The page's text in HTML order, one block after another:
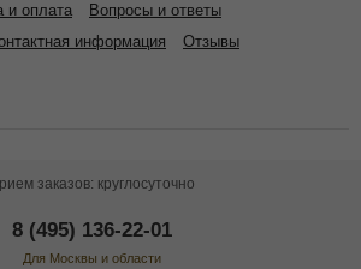
и оплата
Вопросы и ответы
информация Отзывы
заказов: круглосуточно
8 (495) 136-22-01
Для Москвы и области